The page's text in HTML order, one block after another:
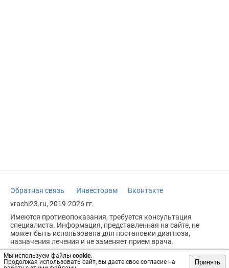
Мы используем файлы cookie.
Продолжая использовать сайт, вы даете свое согласие на
Принять
Обратная связь Инвесторам
Вконтакте
vrachi23.ru, 2019-2026 гг.
Имеются противопоказания, требуется консультация
специалиста. Информация, представленная на сайте, не
может быть использована для постановки диагноза,
назначения лечения и не заменяет прием врача.
Возрастное ограничение: 18+